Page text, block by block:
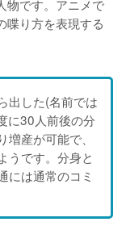
物です。アニメで
喋り方を表現する
出した(名前では
に30人前後の分
産が可能で、
うです。分身と
には通常のコミ